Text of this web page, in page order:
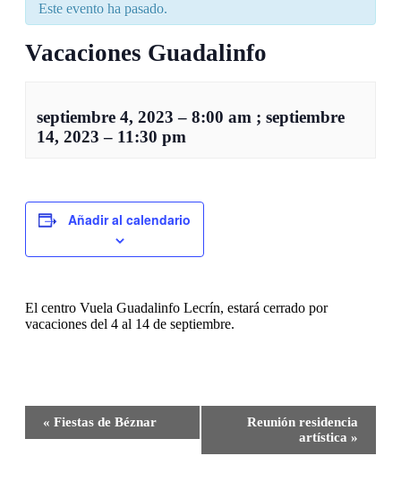
Este evento ha pasado.
Vacaciones Guadalinfo
septiembre 4, 2023– 8:00 am ; septiembre
14, 2023– 11:30 pm
Añadir al calendario
El centro Vuela Guadalinfo Lecrín, estará cerrado por
vacaciones del 4 al 14 de septiembre.
Navegación
« Fiestas de Béznar
Reunión residencia
artística »